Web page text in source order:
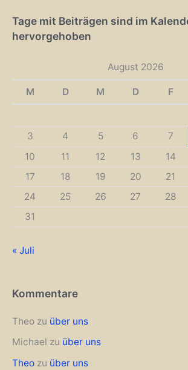
Tage mit Beiträgen sind im
hervorgehoben
August 2026
M D M D F
3
4 5 6 7
10
11 12 13 14
17
18 19 20 21
24
25 26 27 28
31
« Juli
Kommentare
Theo zu über uns
Michael zu über uns
Theo zu über uns